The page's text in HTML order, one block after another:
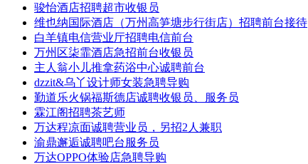
骏怡酒店招聘超市收银员
维也纳国际酒店（万州高笋塘步行街店）招聘前台接待
白羊镇电信营业厅招聘电信前台
万州区柒霏酒店急招前台收银员
主人翁小儿推拿药浴中心诚聘前台
dzzit&乌丫设计师女装急聘导购
勤道乐火锅福斯德店诚聘收银员、服务员
霖江阁招聘茶艺师
万达程凉面诚聘营业员，另招2人兼职
渝鼎邂逅诚聘吧台服务员
万达OPPO体验店急聘导购